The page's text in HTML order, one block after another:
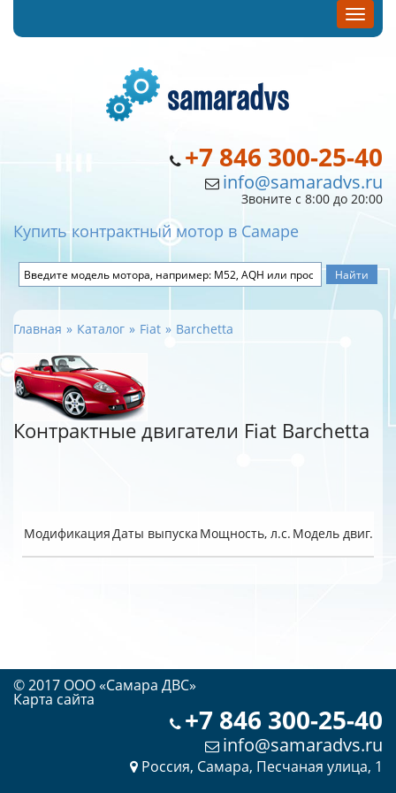
+7 846 300-25-40
info@samaradvs.ru
Звоните с 8:00 до 20:00
Купить контрактный мотор в Самаре
Главная Каталог Fiat Barchetta
Контрактные двигатели Fiat Barchetta
МодификацияДаты выпуска Мощность, л.с. Модель двиг.
© 2017 OOO «Самара ДВС»
Карта сайта
+7 846 300-25-40
info@samaradvs.ru
Россия, Самара, Песчаная улица, 1